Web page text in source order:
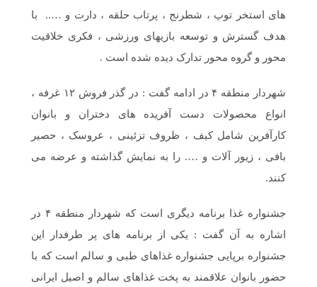
های استخر توپ ، شطرنج ، پرتاب حلقه ، دارت و ….. با
هدف گسترش و توسعه بازیهای ورزشی ، فکری خلاقیت
محور و گروه محور تدارک دیده شده است .
شهردار منطقه ۴ در ادامه گفت : در گذر فروش ۱۲ غرفه ،
انواع محصولات دست آفریده های دختران و بانوان
کارآفرین شامل کیف ، ظروف تزئینی ، عروسک ، حصیر
بافی ، زیور آلات و …. را به نمایش گذاشته و عرضه می
کنند.
جشنواره غذا برنامه دیگری است که شهردار منطقه ۴ در
اشاره به آن گفت : یکی از برنامه های پر طرفدار این
جشنواره برپایی جشنواره غذاهای طبی و سالم است که با
حضور بانوان علاقمند به پخت غذاهای سالم و اصیل ایرانی